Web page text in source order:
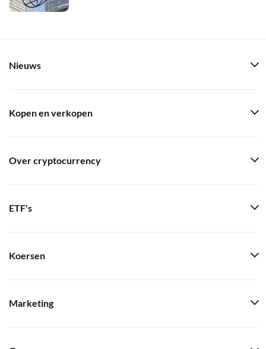
Nieuws
Kopen en verkopen
Over cryptocurrency
ETF's
Koersen
Marketing